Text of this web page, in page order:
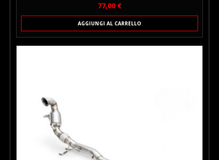
Prezzo
77,00 €
AGGIUNGI AL CARRELLO